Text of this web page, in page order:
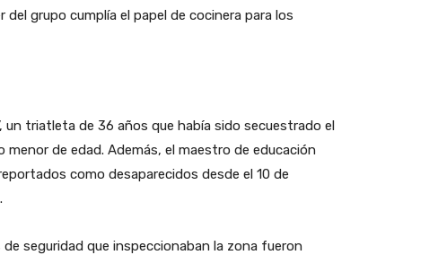
grupo cumplía el papel de cocinera para los
un triatleta de 36 años que había sido secuestrado el
de edad. Además, el maestro de educación
como desaparecidos desde el 10 de
seguridad que inspeccionaban la zona fueron